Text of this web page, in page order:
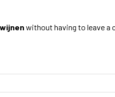
without having to leave a